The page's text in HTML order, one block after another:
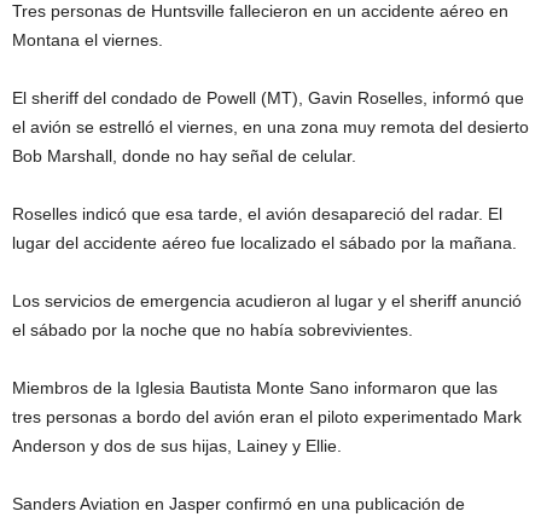
Tres personas de Huntsville fallecieron en un accidente aéreo en
Montana el viernes.
El sheriff del condado de Powell (MT), Gavin Roselles, informó que
el avión se estrelló el viernes, en una zona muy remota del desierto
Bob Marshall, donde no hay señal de celular.
Roselles indicó que esa tarde, el avión desapareció del radar. El
lugar del accidente aéreo fue localizado el sábado por la mañana.
Los servicios de emergencia acudieron al lugar y el sheriff anunció
el sábado por la noche que no había sobrevivientes.
Miembros de la Iglesia Bautista Monte Sano informaron que las
tres personas a bordo del avión eran el piloto experimentado Mark
Anderson y dos de sus hijas, Lainey y Ellie.
Sanders Aviation en Jasper confirmó en una publicación de